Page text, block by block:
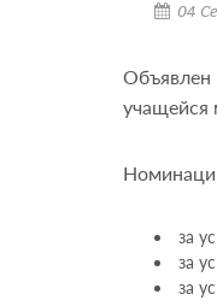
04
Объявлен
за
за
за